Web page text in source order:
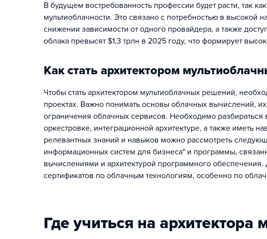
В будущем востребованность профессии будет расти, так
мультиоблачности. Это связано с потребностью в высокой
снижении зависимости от одного провайдера, а также
облака превысят $1,3 трлн в 2025 году, что формирует
Как стать архитектором
Чтобы стать архитектором мультиоблачных решений,
проектах. Важно понимать основы облачных вычислений,
ограничения облачных сервисов. Необходимо разбираться
оркестровке, интеграционной архитектуре, а также иметь
релевантных знаний и навыков можно рассмотреть
информационных систем для бизнеса" и программы,
вычислениями и архитектурой программного
сертификатов по облачным технологиям, особенно по
Где учиться на